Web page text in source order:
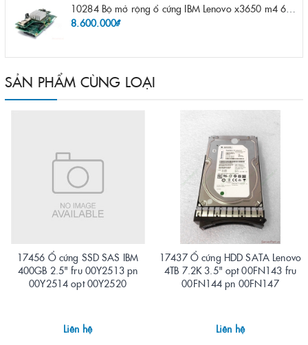
8.600.000₫
SẢN PHẨM CÙNG LOẠI
17456 Ổ cứng SSD SAS IBM
400GB 2.5" fru 00Y2513 pn
00Y2514 opt 00Y2520
Liên hệ
17437 Ổ cứng HDD SATA Lenovo
4TB 7.2K 3.5" opt 00FN143 fru
00FN144 pn 00FN147
Liên hệ